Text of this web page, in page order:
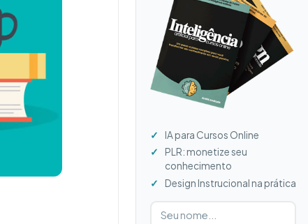
IA para Cursos Online
PLR: monetize seu
conhecimento
Design Instrucional na prática
Digite seu nome
Digite seu e-mail